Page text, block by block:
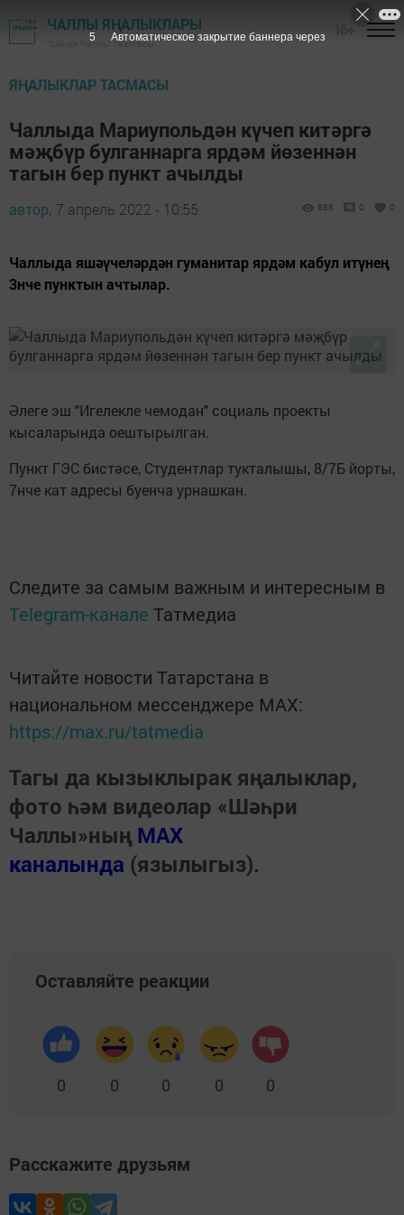
ЧАЛЛЫ ЯҢАЛЫКЛАРЫ
"Шәһри Чаллы" газетасы
ЯҢАЛЫКЛАР ТАСМАСЫ
Чаллыда Мариупольдән күчеп китәргә
мәҗбүр булганнарга ярдәм йөзеннән
тагын бер пункт ачылды
автор, 7 апрель 2022 - 10:55 686 0 0
Чаллыда яшәүчеләрдән гуманитар ярдәм кабул итүнең
3нче пунктын ачтылар.
Әлеге эш "Игелекле чемодан" социаль проекты
кысаларында оештырылган.
Пункт ГЭС бистәсе, Студентлар тукталышы, 8/7Б йорты,
7нче кат адресы буенча урнашкан.
Следите за самым важным и интересным в
Telegram-канале Татмедиа
Читайте новости Татарстана в
национальном мессенджере MАХ:
https://max.ru/tatmedia
Тагы да кызыклырак яңалыклар,
фото һәм видеолар «Шәһри
Чаллы»ның MAX
каналында (язылыгыз).
Оставляйте реакции
0 0 0 0 0
Расскажите друзьям
5 Автоматическое закрытие баннера через